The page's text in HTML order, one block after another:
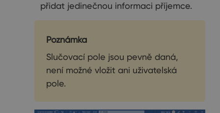
přidat jedinečnou informaci příjemce.
Poznámka
Slučovací pole jsou pevně daná,
není možné vložit ani uživatelská
pole.